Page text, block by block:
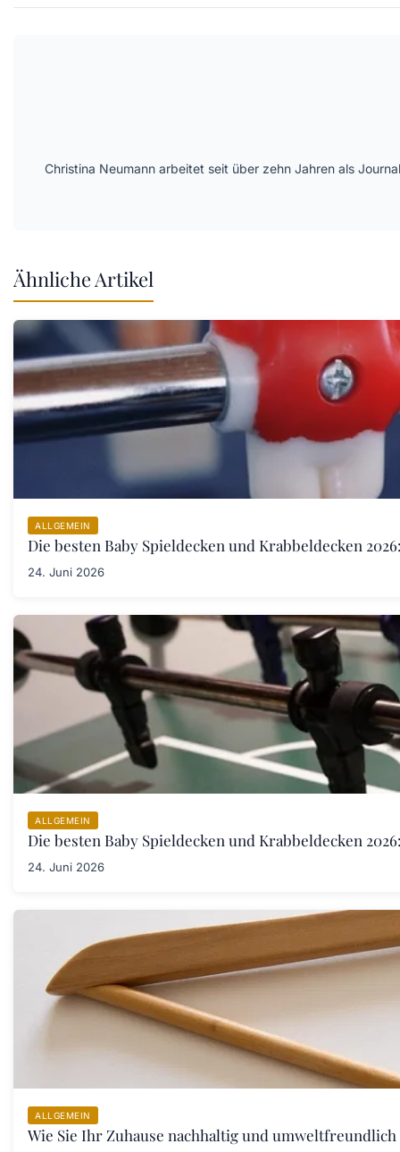
Christina Neumann arbeitet seit über zehn Jahren als
Ähnliche Artikel
ALLGEMEIN
Die besten Baby Spieldecken und Krabbeldecken
24. Juni 2026
ALLGEMEIN
Die besten Baby Spieldecken und Krabbeldecken
24. Juni 2026
ALLGEMEIN
Wie Sie Ihr Zuhause nachhaltig und umweltfreundlich